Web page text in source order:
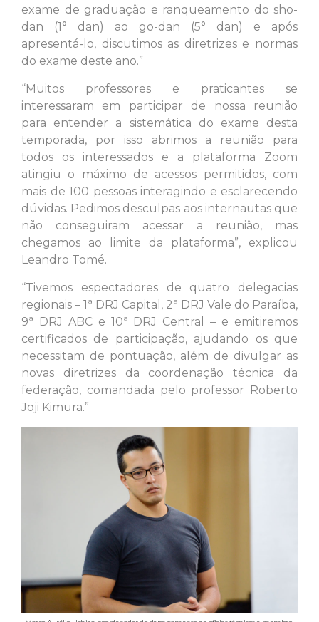
exame de graduação e ranqueamento do sho-
dan (1° dan) ao go-dan (5° dan) e após
apresentá-lo, discutimos as diretrizes e normas
do exame deste ano.”
“Muitos professores e praticantes se
interessaram em participar de nossa reunião
para entender a sistemática do exame desta
temporada, por isso abrimos a reunião para
todos os interessados e a plataforma Zoom
atingiu o máximo de acessos permitidos, com
mais de 100 pessoas interagindo e esclarecendo
dúvidas. Pedimos desculpas aos internautas que
não conseguiram acessar a reunião, mas
chegamos ao limite da plataforma”, explicou
Leandro Tomé.
“Tivemos espectadores de quatro delegacias
regionais – 1ª DRJ Capital, 2ª DRJ Vale do Paraíba,
9ª DRJ ABC e 10ª DRJ Central – e emitiremos
certificados de participação, ajudando os que
necessitam de pontuação, além de divulgar as
novas diretrizes da coordenação técnica da
federação, comandada pelo professor Roberto
Joji Kimura.”